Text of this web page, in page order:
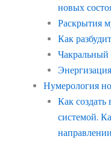
новых
Раскрытия
Как
Чакральный
Нумерология
Как создать
системой.
направлении